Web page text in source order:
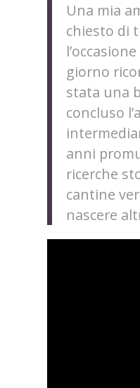
Una mia
chiesto di
giorno
stata una
concluso
anni
ricerche
cantine
nascere